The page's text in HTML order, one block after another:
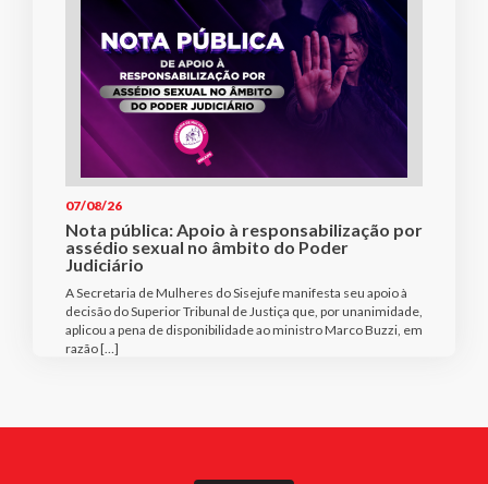
07/08/26
Nota pública: Apoio à responsabilização por
assédio sexual no âmbito do Poder
Judiciário
A Secretaria de Mulheres do Sisejufe manifesta seu apoio à
decisão do Superior Tribunal de Justiça que, por unanimidade,
aplicou a pena de disponibilidade ao ministro Marco Buzzi, em
razão […]